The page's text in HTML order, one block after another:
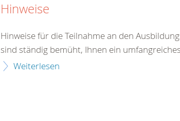
Hinweise
Hinweise für die Teilnahme an den
sind ständig bemüht, Ihnen ein
Weiterlesen